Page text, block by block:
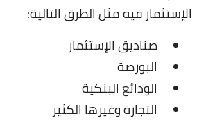
الإستثمار فيهمثل الطرق التالية:
صناديق الإستثمار
البورصة
الودائع البنكية
التجارة وغيرها الكثير